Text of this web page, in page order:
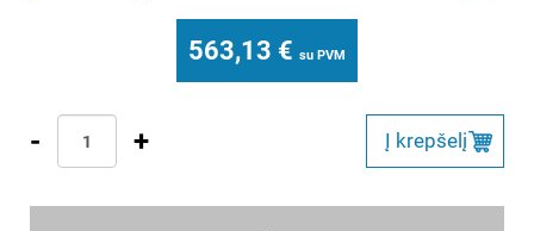
563,13 € su PVM
- + Į krepšelį